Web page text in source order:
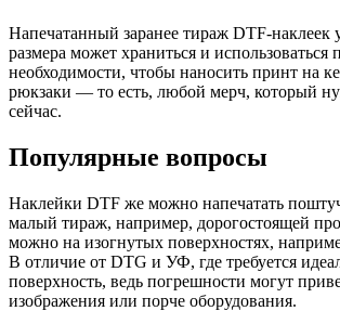
Напечатанный заранее тираж DTF-наклеек
размера может храниться и использоваться
необходимости, чтобы наносить принт на
рюкзаки — то есть, любой мерч, который
сейчас.
Популярные вопросы
Наклейки DTF же можно напечатать
малый тираж, например, дорогостоящей
можно на изогнутых поверхностях,
В отличие от DTG и УФ, где требуется
поверхность, ведь погрешности могут
изображения или порче оборудования.